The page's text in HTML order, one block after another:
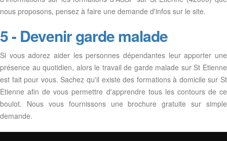
nous proposons, pensez à faire une demande d'infos sur le site.
5 - Devenir garde malade
Si vous adorez aider les personnes dépendantes leur apporter une
présence au quotidien, alors le travail de garde malade sur St Etienne
est fait pour vous. Sachez qu'il existe des formations à domicile sur St
Etienne afin de vous permettre d'apprendre tous les contours de ce
boulot. Nous vous fournissons une brochure gratuite sur simple
demande.